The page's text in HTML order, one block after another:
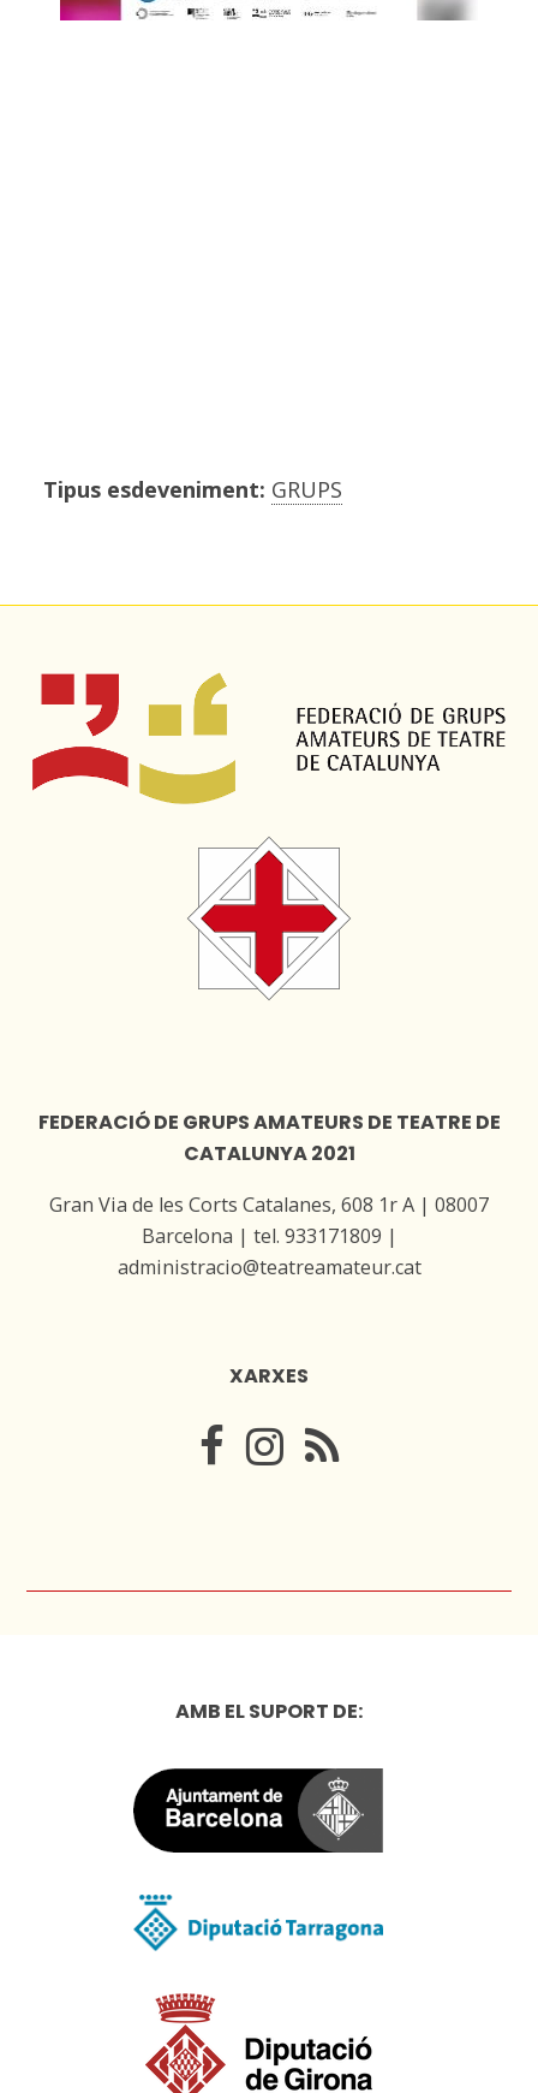
Tipus esdeveniment: GRUPS
FEDERACIÓ DE GRUPS AMATEURS DE TEATRE DE
CATALUNYA 2021
Gran Via de les Corts Catalanes, 608 1r A | 08007
Barcelona | tel. 933171809 |
administracio@teatreamateur.cat
XARXES
AMB EL SUPORT DE: